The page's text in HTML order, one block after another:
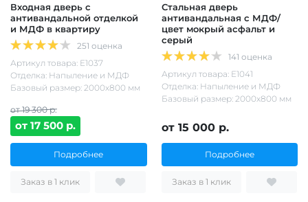
Входная дверь с
антивандальной отделкой
и МДФ в квартиру
251 оценка
Артикул товара: Е1037
Отделка: Напыление и МДФ
Базовый размер: 2000х800 мм
от 19 300 р.
от 17 500 р.
Подробнее
Заказ в 1 клик
Стальная дверь
антивандальная с МДФ/
цвет мокрый асфальт и
серый
141 оценка
Артикул товара: Е1041
Отделка: Напыление и МДФ
Базовый размер: 2000х800 мм
от 15 000 р.
Подробнее
Заказ в 1 клик